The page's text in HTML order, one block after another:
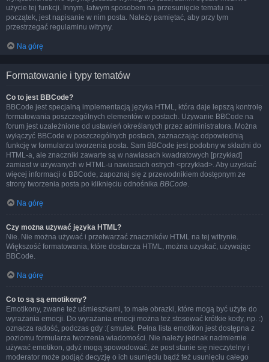
użycie tej funkcji. Innym, łatwym sposobem na przesunięcie tematu na
początek, jest napisanie w nim posta. Należy pamiętać, aby przy tym
przestrzegać regulaminu witryny.
Na górę
Formatowanie i typy tematów
Co to jest BBCode?
BBCode jest specjalną implementacją języka HTML, która daje lepszą kontrolę
formatowania poszczególnych elementów w postach. Używanie BBCode na
forum jest uzależnione od ustawień określanych przez administratora. Można
wyłączyć BBCode w poszczególnych postach, zaznaczając odpowiednią
funkcję w formularzu tworzenia posta. Sam BBCode jest podobny w składni do
HTML-a, ale znaczniki zawarte są w nawiasach kwadratowych [przykład]
zamiast w używanych w HTML-u nawiasach ostrych <przykład>. Aby uzyskać
więcej informacji o BBCode, zapoznaj się z przewodnikiem dostępnym ze
strony tworzenia posta po kliknięciu odnośnika BBCode.
Na górę
Czy można używać języka HTML?
Nie. Nie można używać i przetwarzać znaczników HTML na tej witrynie.
Większość formatowania, które dostarcza HTML, można uzyskać, używając
BBCode.
Na górę
Co to są są emotikony?
Emotikony, zwane też uśmieszkami, to małe obrazki, które mogą być użyte do
wyrażania emocji. Do wyrażania emocji można też stosować krótkie kody, np. :)
oznacza radość, podczas gdy :( smutek. Pełna lista emotikon jest dostępna z
poziomu formularza tworzenia wiadomości. Nie należy jednak nadmiernie
używać emotikon, gdyż mogą spowodować, że post stanie się nieczytelny i
moderator może podjąć decyzję o ich usunięciu bądź też usunięciu całego